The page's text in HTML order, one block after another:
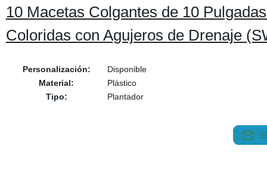
10 Macetas Colgantes de 10
Coloridas con Agujeros de Drenaje
Personalización:
Disponible
Material:
Plástico
Tipo:
Plantador